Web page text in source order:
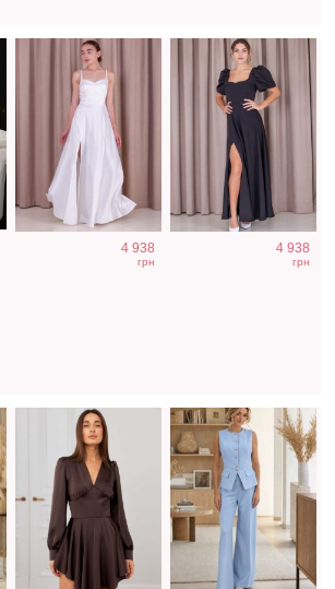
4 938
грн
4 938
грн
Коктейльное
короткое платье-
Нарядный
голубой костюм